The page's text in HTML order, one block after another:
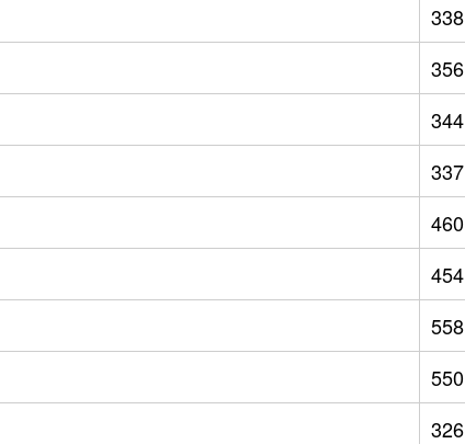
338
356
344
337
460
454
558
550
326